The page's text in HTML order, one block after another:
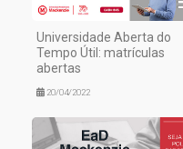
Universidade Aberta do
Tempo Útil: matrículas
abertas
20/04/2022